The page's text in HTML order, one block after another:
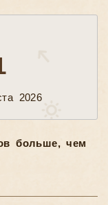
2026
больше, чем